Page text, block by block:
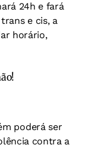
24h e fará
e cis, a
horário,
poderá ser
contra a